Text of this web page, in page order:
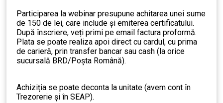
Participarea la webinar presupune achitarea unei sume
de 150 de lei, care include şi emiterea certificatului.
După înscriere, veți primi pe email factura proformă.
Plata se poate realiza apoi direct cu cardul, cu prima
de carieră, prin transfer bancar sau cash (la orice
sucursală BRD/Poșta Română).
Achiziția se poate deconta la unitate (avem cont în
Trezorerie și în SEAP).